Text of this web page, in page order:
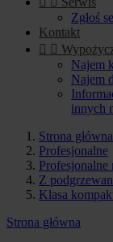
Zgłoś
Kontakt
 
Najem
Najem
innych
Strona główna
Profesjonalne
Z
Klasa
Strona główna